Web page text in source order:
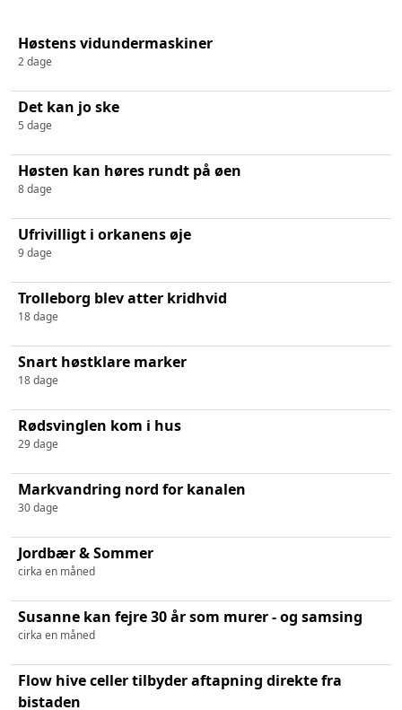
Høstens vidundermaskiner
2 dage
Det kan jo ske
5 dage
Høsten kan høres rundt på øen
8 dage
Ufrivilligt i orkanens øje
9 dage
Trolleborg blev atter kridhvid
18 dage
Snart høstklare marker
18 dage
Rødsvinglen kom i hus
29 dage
Markvandring nord for kanalen
30 dage
Jordbær & Sommer
cirka en måned
Susanne kan fejre 30 år som murer - og samsing
cirka en måned
Flow hive celler tilbyder aftapning direkte fra
bistaden